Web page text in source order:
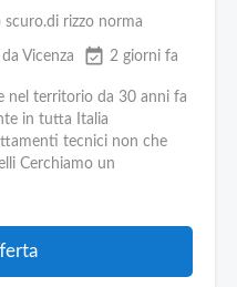
scuro.di rizzo norma
Vicenza event_available 2 giorni fa
nel territorio da 30 anni fa
in tutta Italia
tecnici non che
Cerchiamo un